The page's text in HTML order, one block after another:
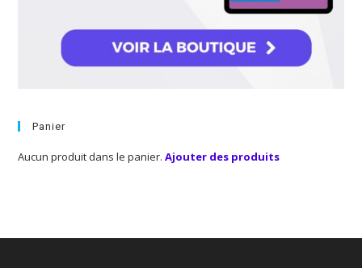
Panier
Aucun produit dans le panier.Ajouter des produits